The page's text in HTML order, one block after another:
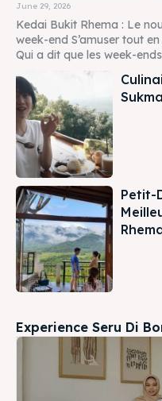
June 29, 2026
Kedai Bukit Rhema : Le
week-end S’amuser tout
Qui a dit que les week-
Petit-
Experience Seru Di